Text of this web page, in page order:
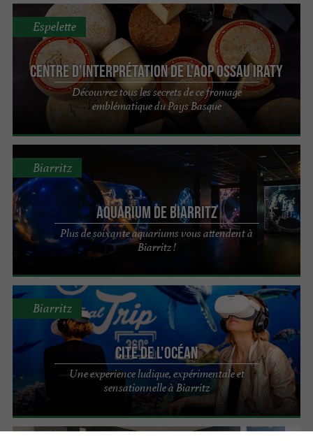
Centre d'interprétation de l'AOP Ossau Iraty
Découvrez tous les secrets de ce fromage
emblématique du Pays Basque
Espelette
Aquarium de Biarritz
Plus de soixante aquariums vous attendent à
Biarritz !
Biarritz
Cité de l'Océan
Une experience ludique, expérimentale et
sensationnelle à Biarritz
Biarritz